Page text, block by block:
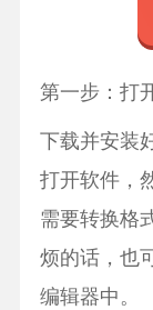
第一步：打
下载并安装
打开软件，
需要转换格
烦的话，也
编辑器中。